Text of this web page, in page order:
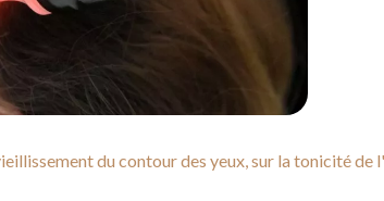
du contour des yeux, sur la tonicité de